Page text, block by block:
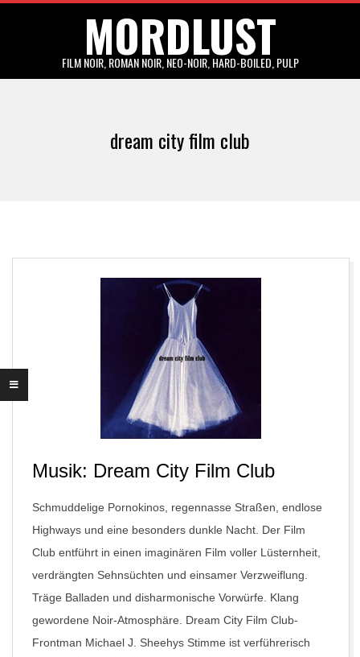
MORDLUST
FILM NOIR, ROMAN NOIR, NEO-NOIR, HARD-BOILED, PULP
dream city film club
Musik: Dream City Film Club
Schmuddelige Pornokinos, regennasse Straßen, endlose
Highways und eine besonders dunkle Nacht. Der Film
Club entführt in einen imaginären Film voller Lüsternheit,
verdrängten Sehnsüchten und einsamer Verzweiflung.
Träge Balladen und disharmonische Vorwürfe. Klang
gewordene Noir-Atmosphäre. Dream City Film Club-
Frontman Michael J. Sheehys Stimme ist verführerisch